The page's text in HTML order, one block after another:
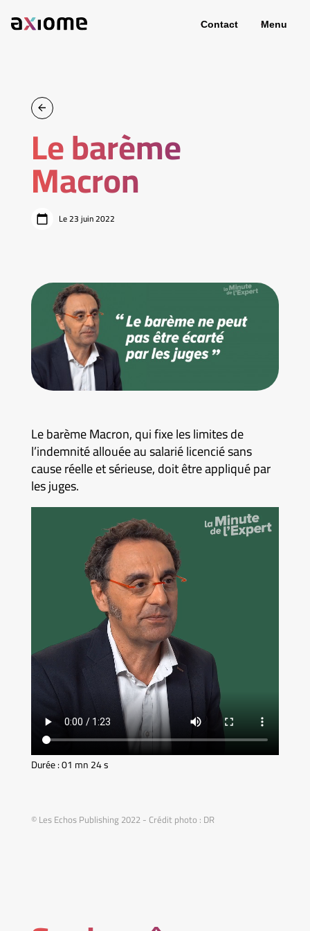
Contact Menu
Le barème
Macron
Le 23 juin 2022
Le barème Macron, qui fixe les limites de
l’indemnité allouée au salarié licencié sans
cause réelle et sérieuse, doit être appliqué par
les juges.
Durée : 01 mn 24 s
© Les Echos Publishing 2022 - Crédit photo : DR